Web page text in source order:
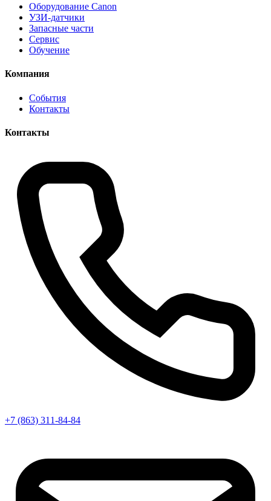
Оборудование Canon
УЗИ-датчики
Запасные части
Сервис
Обучение
Компания
События
Контакты
Контакты
+7 (863) 311-84-84